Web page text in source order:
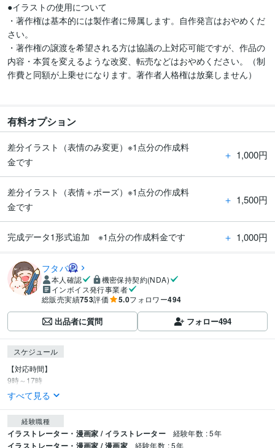
●イラストの使用について
・著作権は基本的には製作者に帰属します。自作発言はおやめくだ
さい。
・著作権の譲渡を希望される方は協議の上対応可能ですが、作品の
内容・本質を変えるような改変、転売などはおやめください。（制
作費と同額が上乗せになります。著作者人格権は放棄しません）
有料オプション
差分イラスト（表情のみ変更）※1点分の作成料
金です
＋ 1,000円
差分イラスト（表情＋ポーズ）※1点分の作成料
金です
＋ 1,500円
完成データ1形式追加 ※1点分の作成料金です ＋ 1,000円
フタバ
本人確認
機密保持契約(NDA)
インボイス発行事業者
総販売実績753評価 5.0フォロワー494
出品者に質問 フォロー494
スケジュール
【対応時間】
9時～17時
すべて見る
経験職種
イラストレーター・漫画家 / イラストレーター 経験年数 : 5年
イラストレーター・漫画家 / 漫画家 経験年数 : 5年